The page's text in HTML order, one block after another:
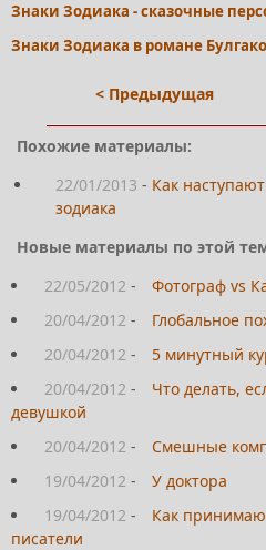
Знаки Зодиака - сказочные
Знаки Зодиака в романе
< Предыдущая
Похожие материалы:
22/01/2013 - Как
зодиака
Новые материалы по этой
22/05/2012 -
Фотограф vs
20/04/2012 -
Глобальное
20/04/2012 -
5 минутный
20/04/2012 -
Что делать,
девушкой
20/04/2012 -
Смешные
19/04/2012 -
У доктора
19/04/2012 -
Как
писатели